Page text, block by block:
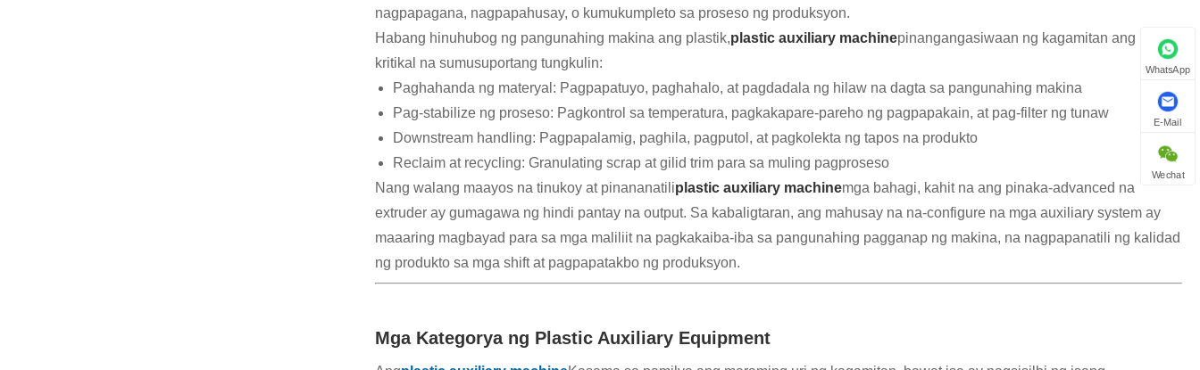
nagpapagana, nagpapahusay, o kumukumpleto sa proseso ng produksyon.
Habang hinuhubog ng pangunahing makina ang plastik,plastic auxiliary machinepinangangasiwaan ng kagamitan ang mga
kritikal na sumusuportang tungkulin:
Paghahanda ng materyal: Pagpapatuyo, paghahalo, at pagdadala ng hilaw na dagta sa pangunahing makina
Pag-stabilize ng proseso: Pagkontrol sa temperatura, pagkakapare-pareho ng pagpapakain, at pag-filter ng tunaw
Downstream handling: Pagpapalamig, paghila, pagputol, at pagkolekta ng tapos na produkto
Reclaim at recycling: Granulating scrap at gilid trim para sa muling pagproseso
Nang walang maayos na tinukoy at pinananatiliplastic auxiliary machinemga bahagi, kahit na ang pinaka-advanced na
extruder ay gumagawa ng hindi pantay na output. Sa kabaligtaran, ang mahusay na na-configure na mga auxiliary system ay
maaaring magbayad para sa mga maliliit na pagkakaiba-iba sa pangunahing pagganap ng makina, na nagpapanatili ng kalidad
ng produkto sa mga shift at pagpapatakbo ng produksyon.
Mga Kategorya ng Plastic Auxiliary Equipment
WhatsApp
E-Mail
Wechat